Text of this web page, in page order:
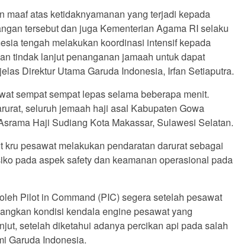
maaf atas ketidaknyamanan yang terjadi kepada
tersebut dan juga Kementerian Agama RI selaku
tengah melakukan koordinasi intensif kepada
tindak lanjut penanganan jamaah untuk dapat
Direktur Utama Garuda Indonesia, Irfan Setiaputra.
sempat sempat lepas selama beberapa menit.
seluruh jemaah haji asal Kabupaten Gowa
Haji Sudiang Kota Makassar, Sulawesi Selatan.
pesawat melakukan pendaratan darurat sebagai
pada aspek safety dan keamanan operasional pada
Pilot in Command (PIC) segera setelah pesawat
kondisi kendala engine pesawat yang
setelah diketahui adanya percikan api pada salah
Garuda Indonesia.